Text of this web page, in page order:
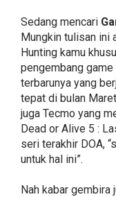
Sedang mencari
Mungkin tulisan ini
Hunting kamu
pengembang
terbarunya yang
tepat di bulan
juga Tecmo yang
Dead or Alive 5 :
seri terakhir DOA,
untuk hal ini”.
Nah kabar gembira